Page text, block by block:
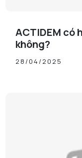
ACTIDEM có
không?
28/04/2025